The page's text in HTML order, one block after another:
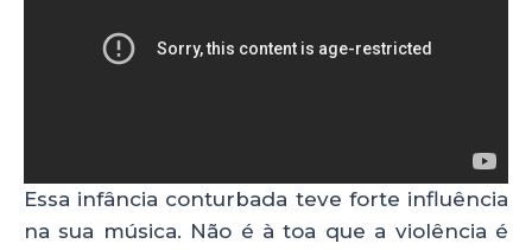
Essa infância conturbada teve forte influência
na sua música. Não é à toa que a violência é